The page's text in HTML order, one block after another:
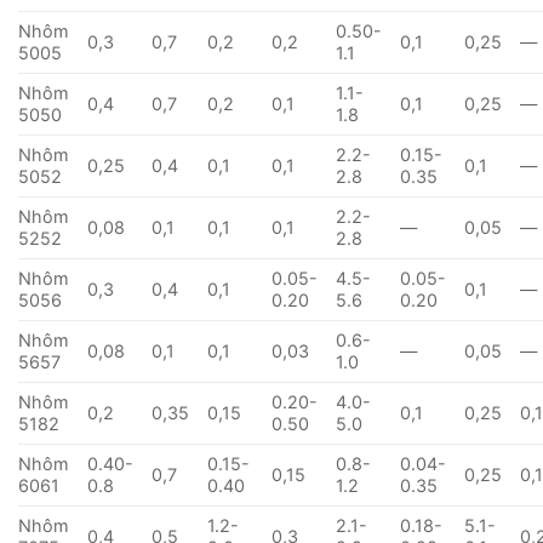
Nhôm
5005
0,3 0,7 0,2 0,2
0.50-
1.1
0,1 0,25 —
Nhôm
5050
0,4 0,7 0,2 0,1
1.1-
1.8
0,1 0,25 —
Nhôm
5052
0,25 0,4 0,1 0,1
2.2-
2.8
0.15-
0.35
0,1 —
Nhôm
5252
0,08 0,1 0,1 0,1
2.2-
2.8
— 0,05 —
Nhôm
5056
0,3 0,4 0,1
0.05-
0.20
4.5-
5.6
0.05-
0.20
0,1 —
Nhôm
5657
0,08 0,1 0,1 0,03
0.6-
1.0
— 0,05 —
Nhôm
5182
0,2 0,35 0,15
0.20-
0.50
4.0-
5.0
0,1 0,25 0,1
Nhôm
6061
0.40-
0.8
0,7
0.15-
0.40
0,15
0.8-
1.2
0.04-
0.35
0,25
Nhôm
0,4 0,5
1.2-
0,3
2.1-
0.18-
5.1-